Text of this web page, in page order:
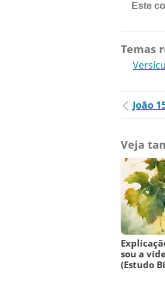
Este
Temas
João
Veja
sou a
(Estudo